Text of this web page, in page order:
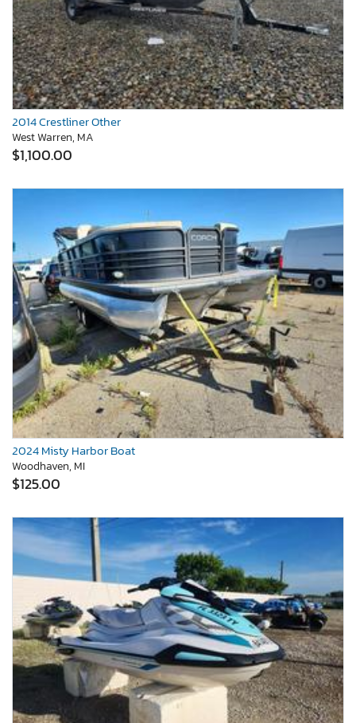
2014 Crestliner Other
West Warren, MA
$1,100.00
2024 Misty Harbor Boat
Woodhaven, MI
$125.00